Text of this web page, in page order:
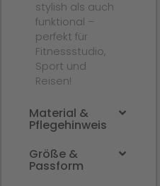
stylish als auch
funktional –
perfekt für
Fitnessstudio,
Sport und
Reisen!
Material &
Pflegehinweis
Größe &
Passform